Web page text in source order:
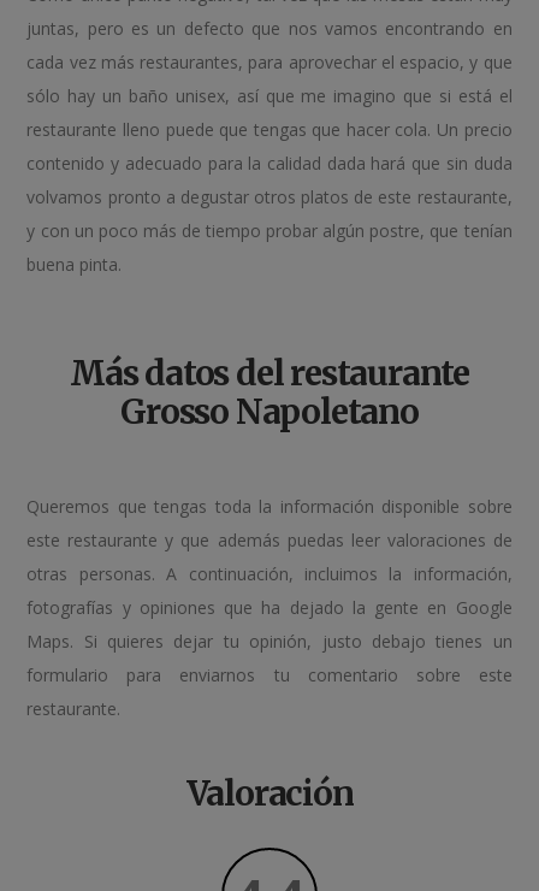
juntas, pero es un defecto que nos vamos encontrando en
cada vez más restaurantes, para aprovechar el espacio, y que
sólo hay un baño unisex, así que me imagino que si está el
restaurante lleno puede que tengas que hacer cola. Un precio
contenido y adecuado para la calidad dada hará que sin duda
volvamos pronto a degustar otros platos de este restaurante,
y con un poco más de tiempo probar algún postre, que tenían
buena pinta.
Más datos del restaurante
Grosso Napoletano
Queremos que tengas toda la información disponible sobre
este restaurante y que además puedas leer valoraciones de
otras personas. A continuación, incluimos la información,
fotografías y opiniones que ha dejado la gente en Google
Maps. Si quieres dejar tu opinión, justo debajo tienes un
formulario para enviarnos tu comentario sobre este
restaurante.
Valoración